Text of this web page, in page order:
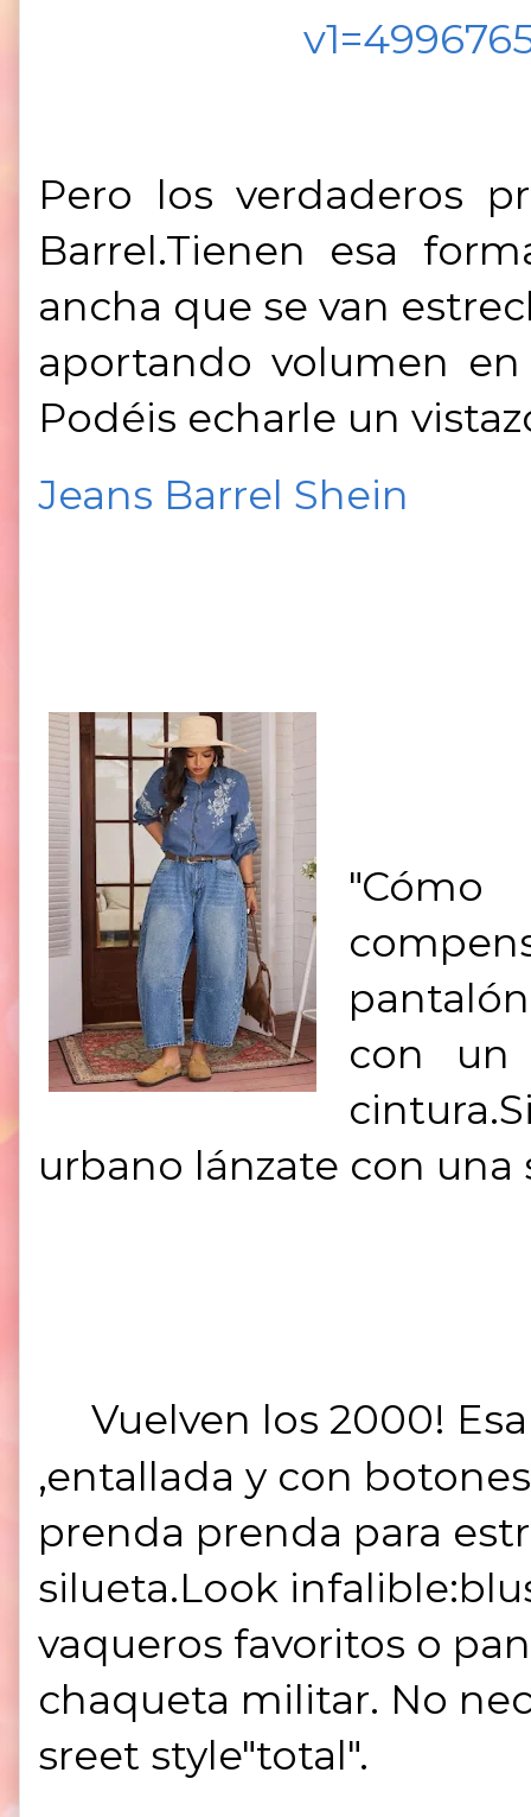
Pero los verdaderos
Barrel.Tienen esa
ancha que se van
aportando volumen
Podéis echarle un
Jeans Barrel Shein
"Cómo
con un
urbano lánzate con una
Vuelven los 2000!
,entallada y con
prenda prenda para
silueta.Look
vaqueros favoritos o
chaqueta militar. No
sreet style"total".